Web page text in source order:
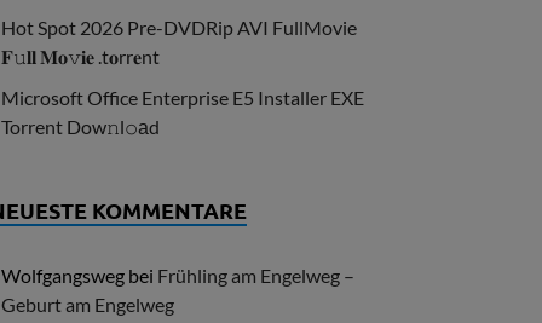
Hot Spot 2026 Pre-DVDRip AVI FullMovie
𝐅𝚞𝐥𝐥 𝐌𝐨𝚟𝐢𝐞 .t𝐨rr𝐞nt
Microsoft Office Enterprise E5 Installer EXE
Torrent Dow𝚗l𝚘аd
KOMMENTARE
Wolfgangsweg bei Frühling am Engelweg –
Geburt am Engelweg